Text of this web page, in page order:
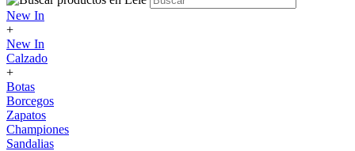
New In
+
New In
Calzado
+
Botas
Borcegos
Zapatos
Championes
Sandalias